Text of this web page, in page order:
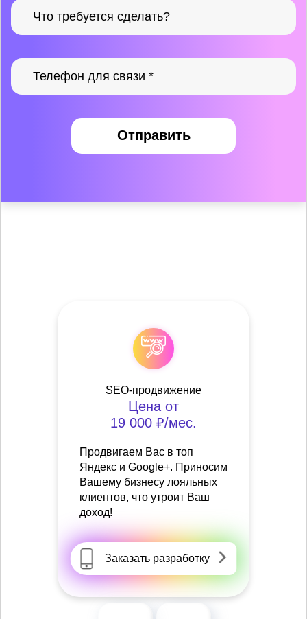
Отправить
SEO-продвижение
Цена от
19 000 ₽/мес.
Продвигаем Вас в топ
Яндекс и Google+. Приносим
Вашему бизнесу лояльных
клиентов, что утроит Ваш
доход!
Заказать разработку